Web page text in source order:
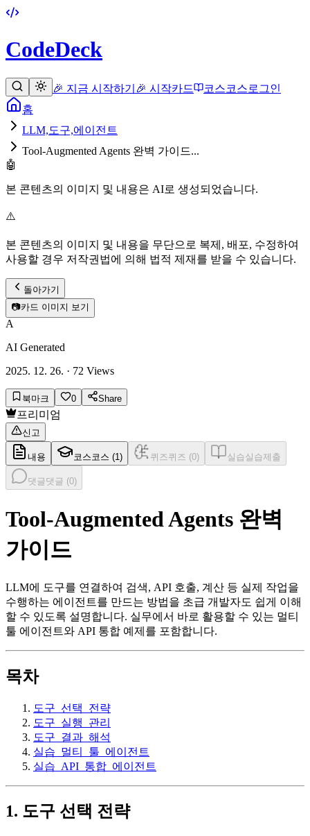
CodeDeck
🎉 지금 시작하기 🎉 시작카드 코스코스로그인
홈
LLM,도구,에이전트
Tool-Augmented Agents 완벽 가이드...
🤖
본 콘텐츠의 이미지 및 내용은 AI로 생성되었습니다.
⚠️
본 콘텐츠의 이미지 및 내용을 무단으로 복제, 배포, 수정하여
사용할 경우 저작권법에 의해 법적 제재를 받을 수 있습니다.
돌아가기
📷카드 이미지 보기
A
AI Generated
2025. 12. 26. · 72 Views
북마크 0 Share
프리미엄
신고
내용 코스 코스 (1 ) 퀴즈퀴즈 (0) 실습실습제출
댓글댓글 (0)
Tool-Augmented Agents 완벽
가이드
LLM에 도구를 연결하여 검색, API 호출, 계산 등 실제 작업을
수행하는 에이전트를 만드는 방법을 초급 개발자도 쉽게 이해
할 수 있도록 설명합니다. 실무에서 바로 활용할 수 있는 멀티
툴 에이전트와 API 통합 예제를 포함합니다.
목차
도구_선택_전략
도구_실행_관리
도구_결과_해석
실습_멀티_툴_에이전트
실습_API_통합_에이전트
1. 도구 선택 전략